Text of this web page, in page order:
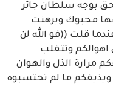
بوجه سلطان جائر
محبوك وبرهنت
قلت ((فو الله لن
اهوالكم وتتقلب
مرارة الذل والهوان
ما لم تحتسبوه